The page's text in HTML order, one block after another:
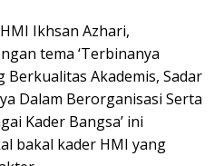
Ikhsan Azhari,
tema ‘Terbinanya
Berkualitas Akademis, Sadar
Dalam Berorganisasi Serta
Kader Bangsa’ ini
bakal kader HMI yang